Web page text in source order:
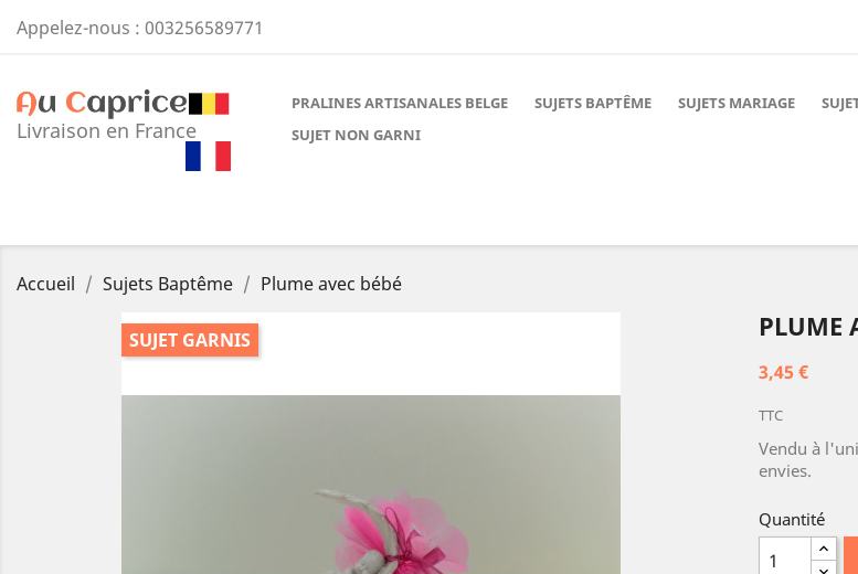
Appelez-nous : 003256589771
Livraison en France
PRALINES ARTISANALES BELGE SUJETS BAPTÊME SUJETS MARIAGE
SUJET NON GARNI
Accueil Sujets Baptême Plume avec bébé
SUJET GARNIS PLUME
3,45 €
TTC
Vendu à
envies.
Quantité